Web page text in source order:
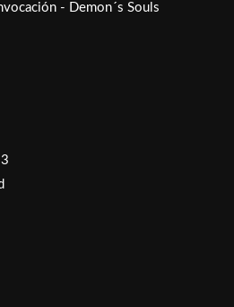
- Demon´s Souls